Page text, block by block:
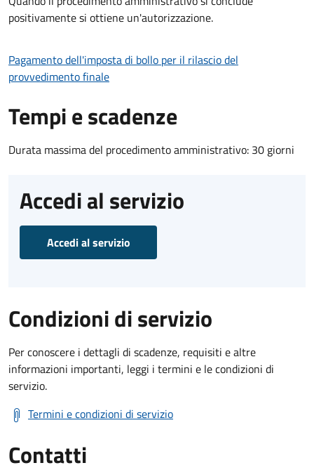
positivamente si ottiene un'autorizzazione.
Pagamento dell'imposta di bollo per il rilascio del
provvedimento finale
Tempi e scadenze
Durata massima del procedimento amministrativo: 30 giorni
Accedi al servizio
Accedi al servizio
Condizioni di servizio
Per conoscere i dettagli di scadenze, requisiti e altre
informazioni importanti, leggi i termini e le condizioni di
servizio.
Termini e condizioni di servizio
Contatti